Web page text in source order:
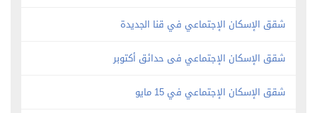
شقق الإسكان الإجتماعي في قنا الجديدة
شقق الإسكان الإجتماعي فى حدائق أكتوبر
شقق الإسكان الإجتماعي في 15 مايو